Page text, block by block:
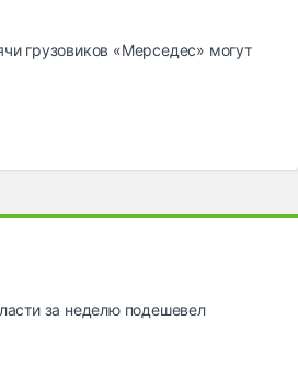
грузовиков «Мерседес» могут
за неделю подешевел